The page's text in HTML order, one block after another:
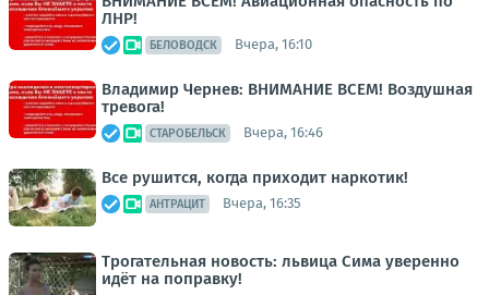
ЛНР!
БЕЛОВОДСК Вчера, 16:10
Владимир Чернев: ВНИМАНИЕ ВСЕМ! Воздушная
тревога!
СТАРОБЕЛЬСК Вчера, 16:46
Все рушится, когда приходит наркотик!
АНТРАЦИТ Вчера, 16:35
Трогательная новость: львица Сима уверенно
идёт на поправку!